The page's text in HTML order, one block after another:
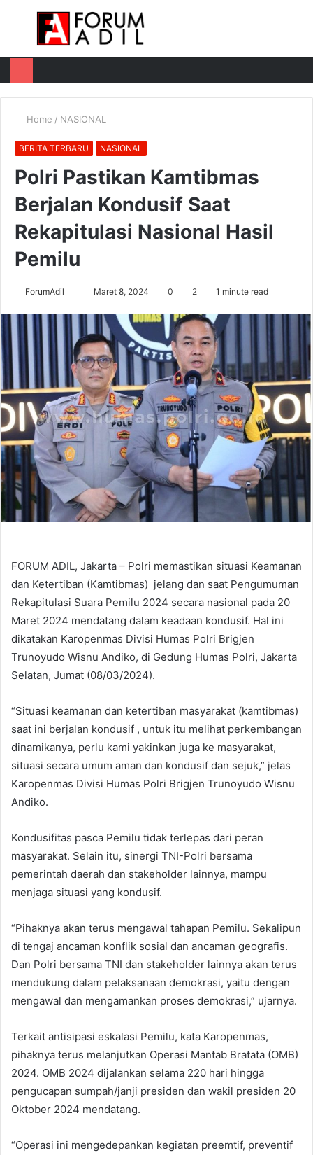
Menu
Home / NASIONAL
BERITA TERBARU NASIONAL
Polri Pastikan Kamtibmas
Berjalan Kondusif Saat
Rekapitulasi Nasional Hasil
Pemilu
ForumAdil
email
Maret 8, 2024 0 2 1 minute read
FORUM ADIL, Jakarta – Polri memastikan situasi Keamanan
dan Ketertiban (Kamtibmas) jelang dan saat Pengumuman
Rekapitulasi Suara Pemilu 2024 secara nasional pada 20
Maret 2024 mendatang dalam keadaan kondusif. Hal ini
dikatakan Karopenmas Divisi Humas Polri Brigjen
Trunoyudo Wisnu Andiko, di Gedung Humas Polri, Jakarta
Selatan, Jumat (08/03/2024).
“Situasi keamanan dan ketertiban masyarakat (kamtibmas)
saat ini berjalan kondusif , untuk itu melihat perkembangan
dinamikanya, perlu kami yakinkan juga ke masyarakat,
situasi secara umum aman dan kondusif dan sejuk,” jelas
Karopenmas Divisi Humas Polri Brigjen Trunoyudo Wisnu
Andiko.
Kondusifitas pasca Pemilu tidak terlepas dari peran
masyarakat. Selain itu, sinergi TNI-Polri bersama
pemerintah daerah dan stakeholder lainnya, mampu
menjaga situasi yang kondusif.
“Pihaknya akan terus mengawal tahapan Pemilu. Sekalipun
di tengaj ancaman konflik sosial dan ancaman geografis.
Dan Polri bersama TNI dan stakeholder lainnya akan terus
mendukung dalam pelaksanaan demokrasi, yaitu dengan
mengawal dan mengamankan proses demokrasi,” ujarnya.
Terkait antisipasi eskalasi Pemilu, kata Karopenmas,
pihaknya terus melanjutkan Operasi Mantab Bratata (OMB)
2024. OMB 2024 dijalankan selama 220 hari hingga
pengucapan sumpah/janji presiden dan wakil presiden 20
Oktober 2024 mendatang.
“Operasi ini mengedepankan kegiatan preemtif, preventif